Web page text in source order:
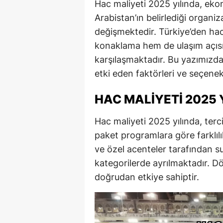
Hac maliyeti 2025 yılında,
Arabistan’ın belirlediği
değişmektedir. Türkiye’den
konaklama hem de ulaşım
karşılaşmaktadır. Bu
etki eden faktörleri ve
HAC MALIYETI 2025
Hac maliyeti 2025 yılında,
paket programlara göre
ve özel acenteler tarafından
kategorilerde ayrılmaktadır.
doğrudan etkiye sahiptir.